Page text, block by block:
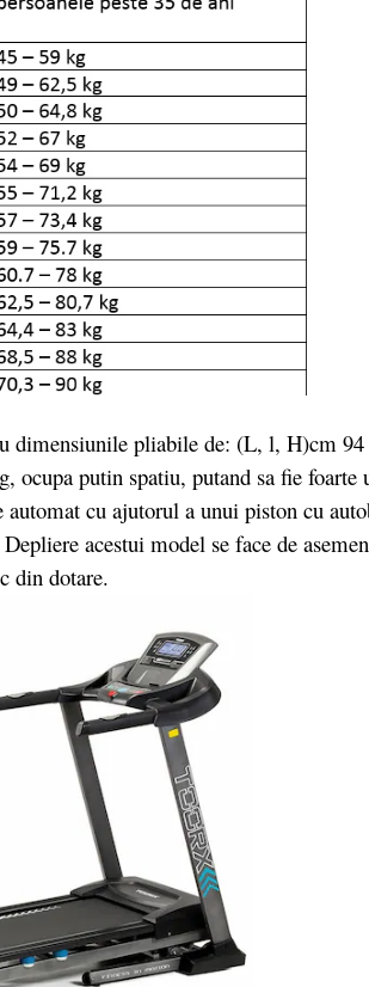
dimensiunile pliabile de: (L, l, H)cm
ocupa putin spatiu, putand sa fie foarte
cu ajutorul a unui piston cu
acestui model se face de
din dotare.